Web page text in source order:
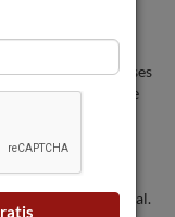
de diferentes paises
el pasado mes de
150 años como
internacional.